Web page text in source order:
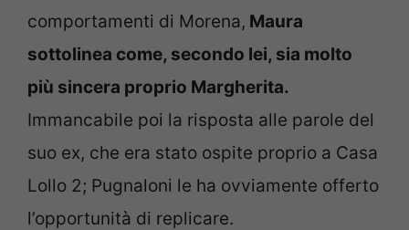
comportamenti di Morena, Maura
sottolinea come, secondo lei, sia molto
più sincera proprio Margherita.
Immancabile poi la risposta alle parole del
suo ex, che era stato ospite proprio a Casa
Lollo 2; Pugnaloni le ha ovviamente offerto
l’opportunità di replicare.